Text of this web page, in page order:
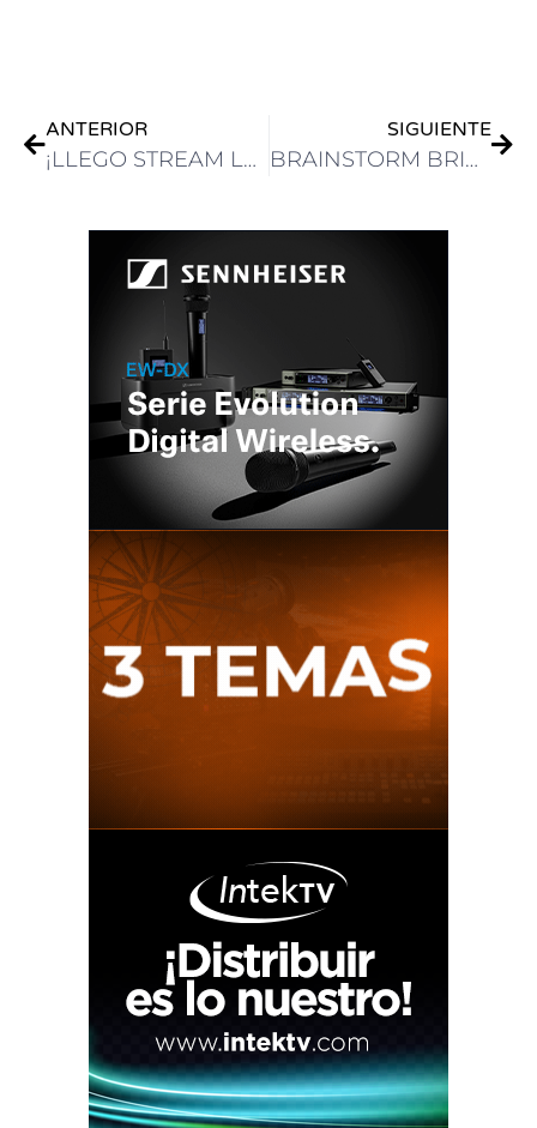
ANTERIOR
¡LLEGO STREAM LAB! EL NUEVO ESPACIO CREATIVO DEL DISTRITO AUDIOVISUAL DE BUENOS AIRES
SIGUIENTE
BRAINSTORM BRINDA SOPORTE NATIVO PARA EL SISTEMA DE PRODUCCIÓN VIRTUAL DE CANON